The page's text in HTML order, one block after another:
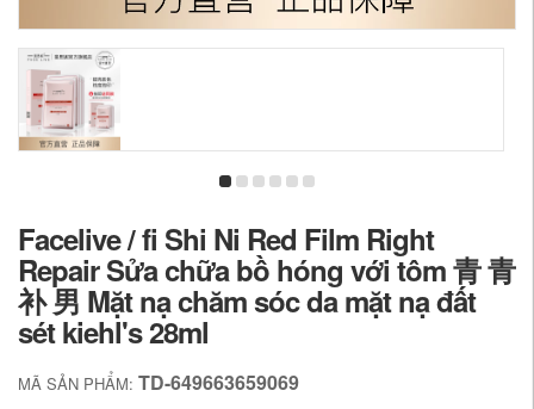
Facelive / fi Shi Ni Red Film Right
Repair Sửa chữa bồ hóng với tôm 青 青
补 男 Mặt nạ chăm sóc da mặt nạ đất
sét kiehl's 28ml
MÃ SẢN PHẨM: TD-649663659069